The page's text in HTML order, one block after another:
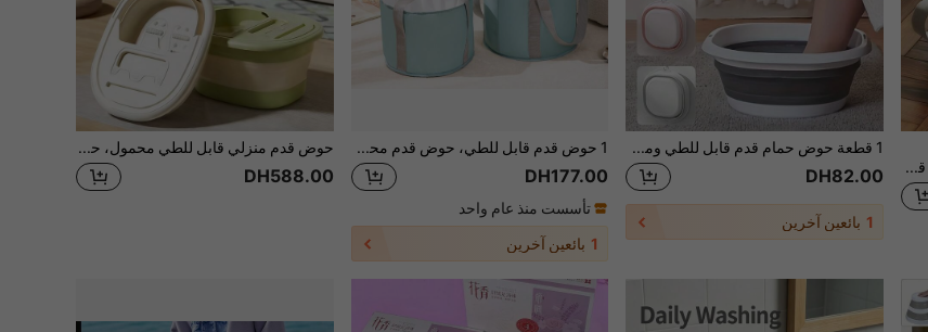
Madebyblanc دلو حمام قدم معزول قابل للطي ومحمول للمنزل والسفر والتخييم
1 قطعة حوض حمام قدم قابل للطي ومحمول، حوض حمام قدم بلاستيكي، حوض حمام قدم قابل للطي، سلة غسيل قابلة للطي، حوض أطباق، حاوية تخزين موفرة للمساحة، حوض سيليكون قابل للطي، حوض غسيل قابل للطي، دلو حمام القدم، دلو الساق العميق للمنزل، حوض حمام قدم محمول للسفر، حوض حمام قدم للتدليك قابل للطي، أداة العناية بالقدم، مستلزمات منزلية أساسية للعودة إلى المدرسة (يرجى ملاحظة الحجم قبل الطلب)
DH82.00
1 بائعين آخرين
1 حوض قدم قابل للطي، حوض قدم محمول للسفر، حقيبة غسيل قدم للتخييم، حوض قدم منزلي، حقيبة عزل قدم للسفر، دلو حمام القدم
DH177.00
تأسست منذ عام واحد
1 بائعين آخرين
حوض قدم منزلي قابل للطي محمول، حوض غمر عميق للساقين مع خرز تدليك، بدون تركيب مطلوب، تخزين سهل، خفيف الوزن وموفر للمساحة، استخدام منزلي وللسفر، يخفف التعب ويعزز الدورة الدموية. هدية عيد الأم
DH588.00